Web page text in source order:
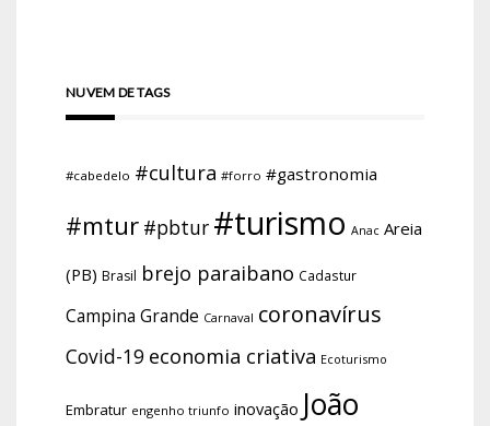
NUVEM DE TAGS
#cabedelo #cultura #forro #gastronomia
#mtur #pbtur #turismo Anac Areia
(PB) Brasil brejo paraibano Cadastur
Campina Grande Carnaval coronavírus
Covid-19 economia criativa Ecoturismo
Embratur engenho triunfo inovação João